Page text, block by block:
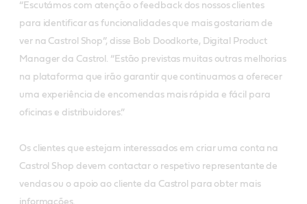
“Escutámos com atenção o feedback dos nossos clientes
para identificar as funcionalidades que mais gostariam de
ver na Castrol Shop”, disse Bob Doodkorte, Digital Product
Manager da Castrol. “Estão previstas muitas outras melhorias
na plataforma que irão garantir que continuamos a oferecer
uma experiência de encomendas mais rápida e fácil para
oficinas e distribuidores.”
Os clientes que estejam interessados em criar uma conta na
Castrol Shop devem contactar o respetivo representante de
vendas ou o apoio ao cliente da Castrol para obter mais
informações.